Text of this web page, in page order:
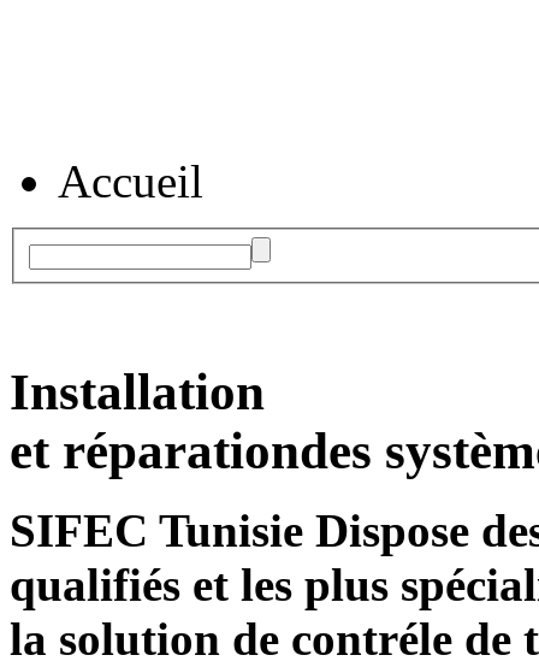
Accueil
Installation
et réparationdes
SIFEC Tunisie Dispose
qualifiés et les plus
la solution de contréle de